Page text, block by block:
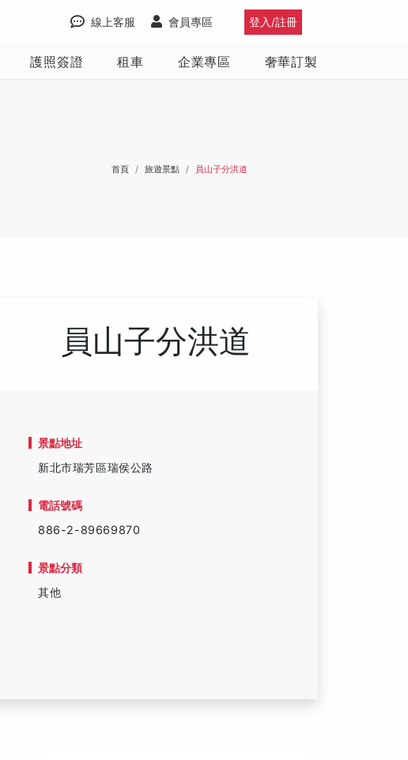
登入/註冊
會員專區
線上客服
護照簽證 租車 企業專區 奢華訂製
首頁 旅遊景點 員山子分洪道
員山子分洪道
景點地址
新北市瑞芳區瑞侯公路
電話號碼
886-2-89669870
景點分類
其他